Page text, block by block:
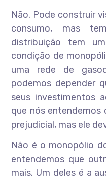
Não. Pode construir
consumo, mas
distribuição tem
condição de
uma rede de
podemos depender
seus investimentos
que nós entendemos
prejudicial, mas ele
Não é o monopólio
entendemos que
mais. Um deles é a